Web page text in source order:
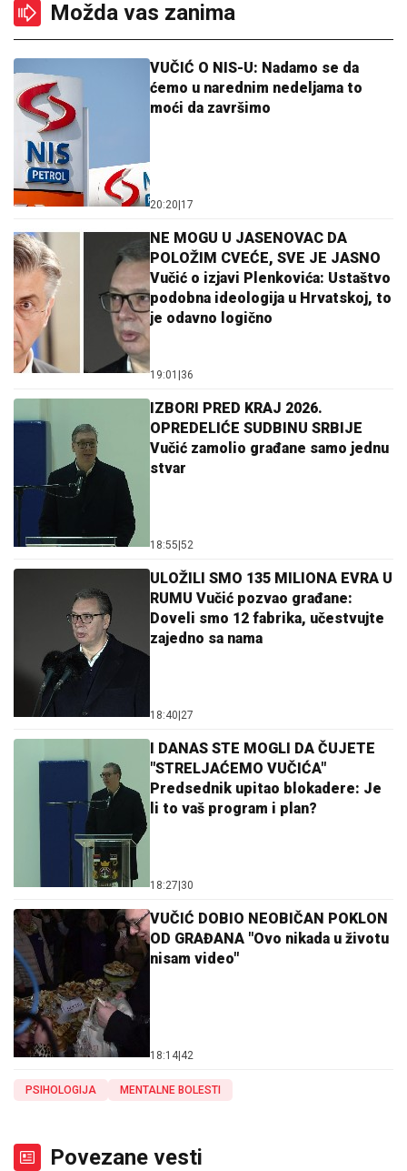
Možda vas zanima
VUČIĆ O NIS-U: Nadamo se da
ćemo u narednim nedeljama to
moći da završimo
20:20 17
NE MOGU U JASENOVAC DA
POLOŽIM CVEĆE, SVE JE JASNO
Vučić o izjavi Plenkovića: Ustaštvo
podobna ideologija u Hrvatskoj, to
je odavno logično
19:01 36
IZBORI PRED KRAJ 2026.
OPREDELIĆE SUDBINU SRBIJE
Vučić zamolio građane samo jednu
stvar
18:55 52
ULOŽILI SMO 135 MILIONA EVRA U
RUMU Vučić pozvao građane:
Doveli smo 12 fabrika, učestvujte
zajedno sa nama
18:40 27
I DANAS STE MOGLI DA ČUJETE
"STRELJAĆEMO VUČIĆA"
Predsednik upitao blokadere: Je
li to vaš program i plan?
18:27 30
VUČIĆ DOBIO NEOBIČAN POKLON
OD GRAĐANA "Ovo nikada u životu
nisam video"
18:14 42
PSIHOLOGIJA MENTALNE BOLESTI
Povezane vesti